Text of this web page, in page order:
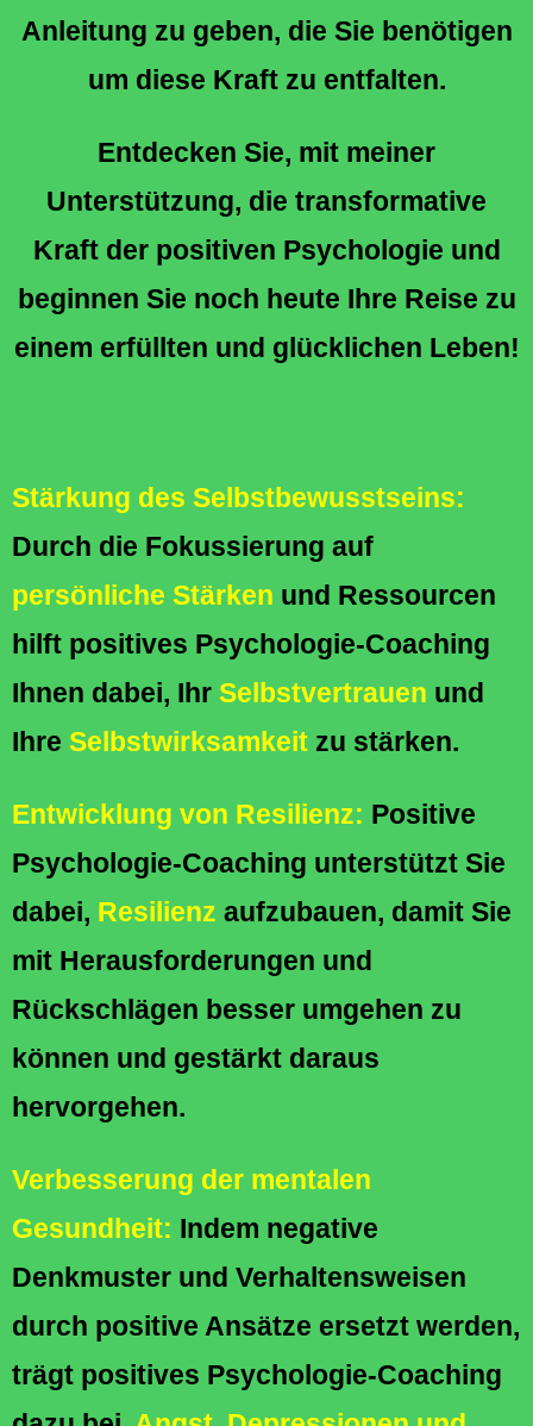
Anleitung zu geben, die Sie benötigen
um diese Kraft zu entfalten.
Entdecken Sie, mit meiner
Unterstützung, die transformative
Kraft der positiven Psychologie und
beginnen Sie noch heute Ihre Reise zu
einem erfüllten und glücklichen Leben!
Stärkung des Selbstbewusstseins:
Durch die Fokussierung auf
persönliche Stärken und Ressourcen
hilft positives Psychologie-Coaching
Ihnen dabei, Ihr Selbstvertrauen und
Ihre Selbstwirksamkeit zu stärken.
Entwicklung von Resilienz: Positive
Psychologie-Coaching unterstützt Sie
dabei, Resilienz aufzubauen, damit Sie
mit Herausforderungen und
Rückschlägen besser umgehen zu
können und gestärkt daraus
hervorgehen.
Verbesserung der mentalen
Gesundheit: Indem negative
Denkmuster und Verhaltensweisen
durch positive Ansätze ersetzt werden,
trägt positives Psychologie-Coaching